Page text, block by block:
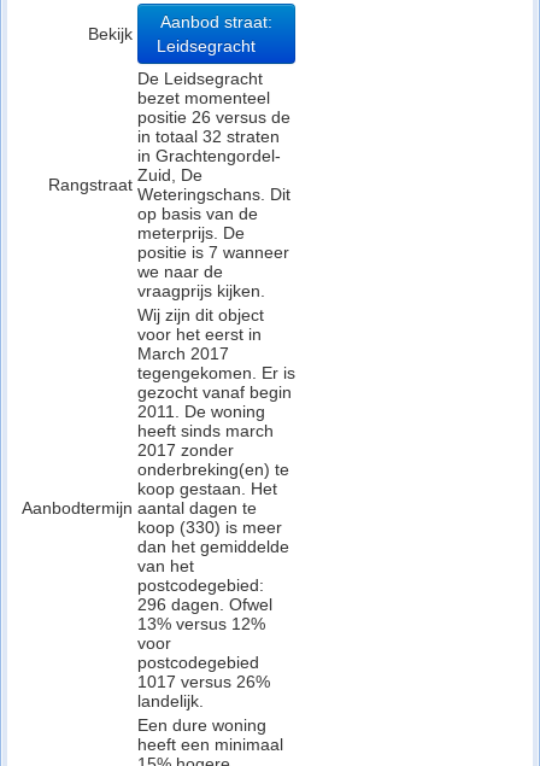
Bekijk
Aanbod straat:
Leidsegracht
Rangstraat
De Leidsegracht
bezet momenteel
positie 26 versus de
in totaal 32 straten
in Grachtengordel-
Zuid, De
Weteringschans. Dit
op basis van de
meterprijs. De
positie is 7 wanneer
we naar de
vraagprijs kijken.
Aanbodtermijn
Wij zijn dit object
voor het eerst in
March 2017
tegengekomen. Er is
gezocht vanaf begin
2011. De woning
heeft sinds march
2017 zonder
onderbreking(en) te
koop gestaan. Het
aantal dagen te
koop (330) is meer
dan het gemiddelde
van het
postcodegebied:
296 dagen. Ofwel
13% versus 12%
voor
postcodegebied
1017 versus 26%
landelijk.
Een dure woning
heeft een minimaal